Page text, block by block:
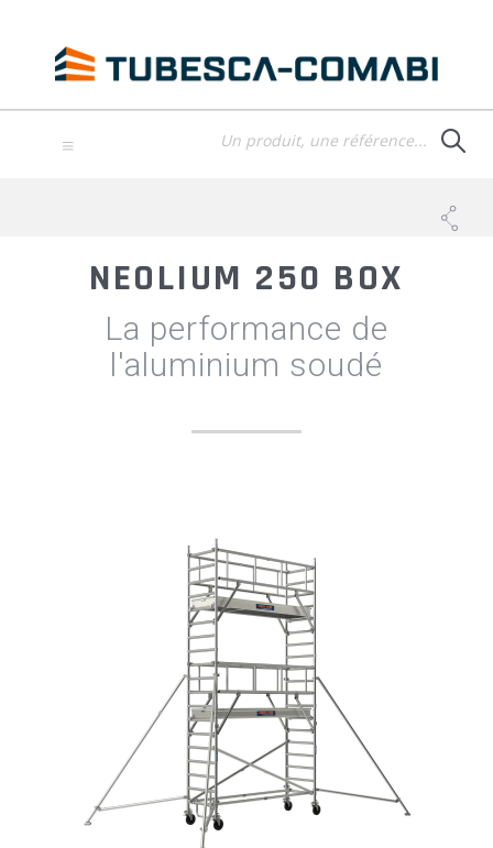
contenu
principal
TOGGLE
NEOLIUM 250 BOX
La performance de
l'aluminium soudé